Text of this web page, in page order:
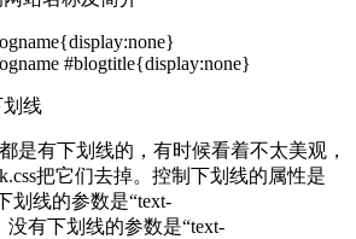
#blogtitle{display:none}
划线
是有下划线的，有时候看着不太美观，
把它们去掉。控制下划线的属性是
划线的参数是“text-
没有下划线的参数是“text-